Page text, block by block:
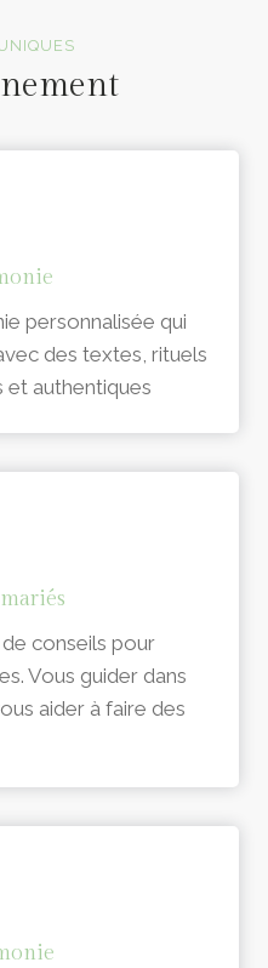
personnalisée qui
des textes, rituels
et authentiques
de conseils pour
Vous guider dans
aider à faire des